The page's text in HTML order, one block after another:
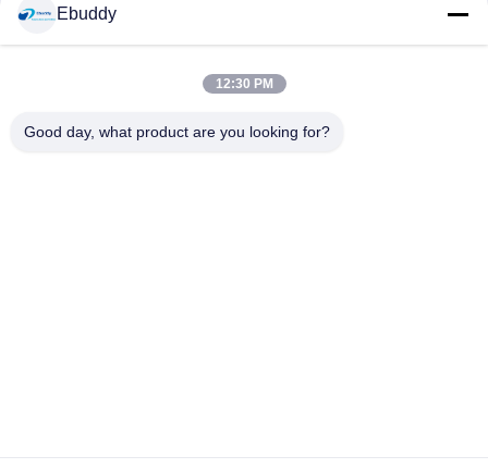
Ebuddy
12:30 PM
Good day, what product are you looking for?